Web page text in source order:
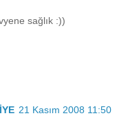
sağlık :))
21 Kasım 2008 11:50